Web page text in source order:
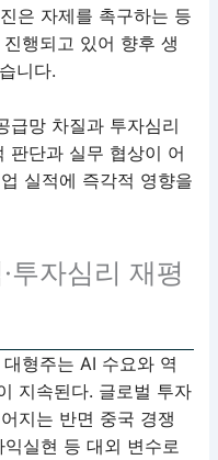
은 자제를 촉구하는 등
진행되고 있어 향후 생
니다.
급망 차질과 투자심리
판단과 실무 협상이 어
실적에 즉각적 영향을
투자심리 재평
형주는 AI 수요와 역
지속된다. 글로벌 투자
지는 반면 중국 경쟁
실현 등 대외 변수로